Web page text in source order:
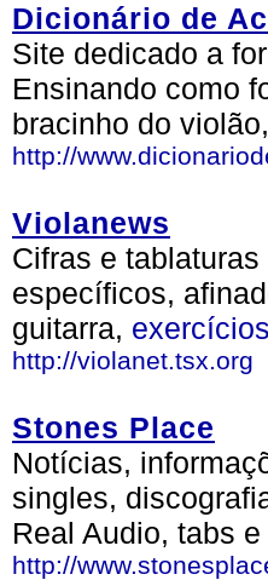
Dicionário de
Site dedicado a
Ensinando como
bracinho do
http://
Violanews
Cifras e tablaturas
específicos,
guitarra, exercícios
http://violanet.tsx.org
Stones Place
Notícias,
singles,
Real Audio, tabs
http://